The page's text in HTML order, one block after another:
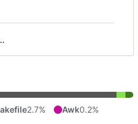
2.7% Awk0.2%